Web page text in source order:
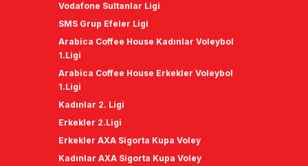
Vodafone Sultanlar Ligi
SMS Grup Efeler Ligi
Arabica Coffee House Kadınlar Voleybol
1.Ligi
Arabica Coffee House Erkekler Voleybol
1.Ligi
Kadınlar 2. Ligi
Erkekler 2.Ligi
Erkekler AXA Sigorta Kupa Voley
Kadınlar AXA Sigorta Kupa Voley